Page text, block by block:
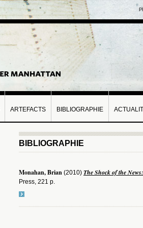
ARTEFACTS BIBLIOGRAPHIE
BIBLIOGRAPHIE
Monahan, Brian (2010) The Shock of the
Press, 221 p.